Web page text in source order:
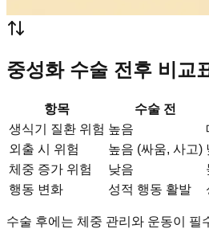
중성화 수술 전후 비교
항목 수술 전
생식기 질환 위험 높음
외출 시 위험
높음 (싸움, 사고)
체중 증가 위험
낮음
행동 변화
성적 행동 활발
수술 후에는 체중 관리와 운동이 필